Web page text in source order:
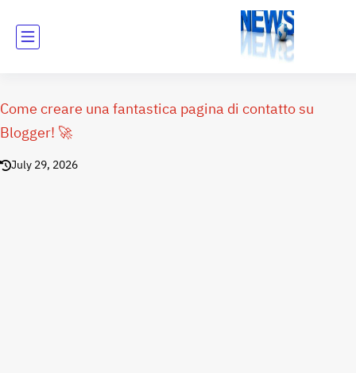
Come creare una fantastica pagina di contatto su
Blogger! 🚀
July 29, 2026